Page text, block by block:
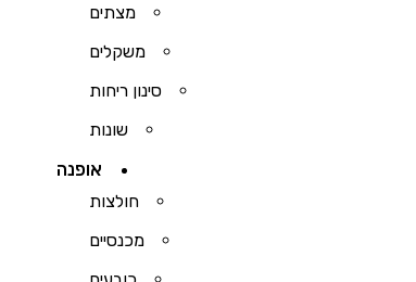
מצתים
משקלים
סינון ריחות
שונות
אופנה
חולצות
מכנסיים